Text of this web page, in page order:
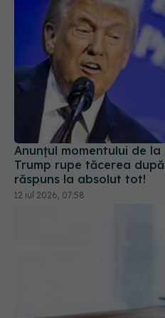
Anunțul momentului de la
Trump rupe tăcerea
răspuns la absolut tot!
12 iul 2026, 07:58